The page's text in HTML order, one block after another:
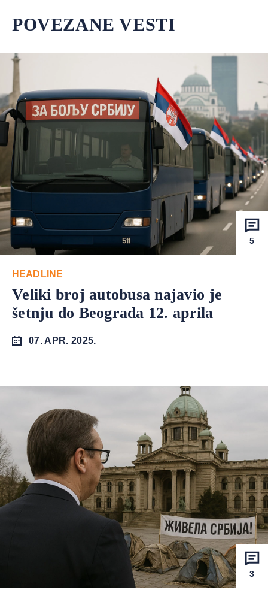
POVEZANE VESTI
5
HEADLINE
Veliki broj autobusa najavio je
šetnju do Beograda 12. aprila
07. APR. 2025.
3